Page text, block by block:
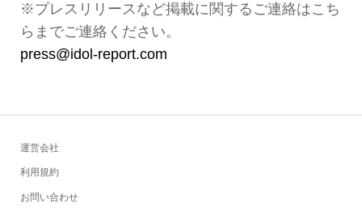
※プレスリリースなど掲載に関するご連絡はこち
らまでご連絡ください。
press@idol-report.com
運営会社
利用規約
お問い合わせ